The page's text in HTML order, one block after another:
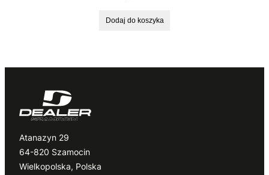
Dodaj do koszyka
Atanazyn 29
64-820 Szamocin
Wielkopolska, Polska